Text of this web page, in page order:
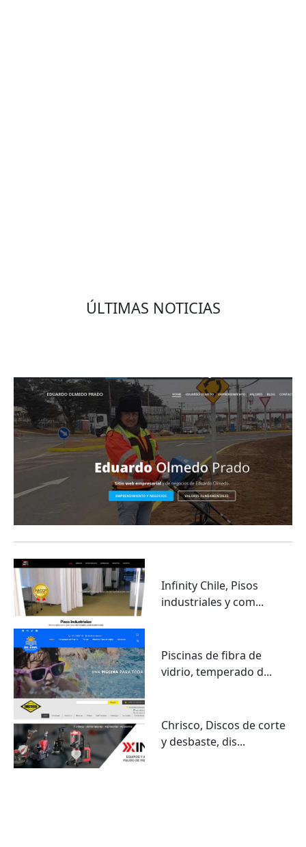
ÚLTIMAS NOTICIAS
Infinity Chile, Pisos
industriales y com...
Piscinas de fibra de
vidrio, temperado d...
Chrisco, Discos de corte
y desbaste, dis...